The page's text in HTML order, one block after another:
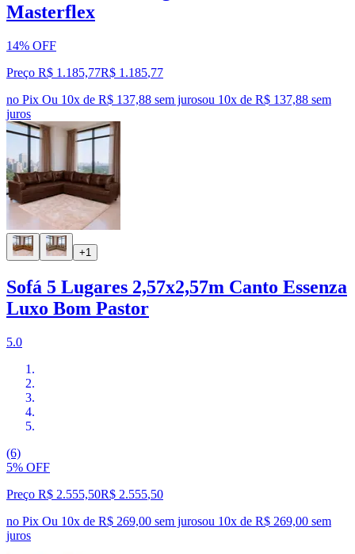
Masterflex
14% OFF
Preço R$ 1.185,77R$ 1.185,77
no Pix Ou 10x de R$ 137,88 sem jurosou 10x de R$ 137,88 sem
juros
+1
Sofá 5 Lugares 2,57x2,57m Canto Essenza
Luxo Bom Pastor
5.0
(6)
5% OFF
Preço R$ 2.555,50R$ 2.555,50
no Pix Ou 10x de R$ 269,00 sem jurosou 10x de R$ 269,00 sem
juros